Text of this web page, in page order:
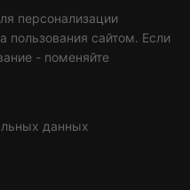
персонализации
пользования сайтом. Если
- поменяйте
данных